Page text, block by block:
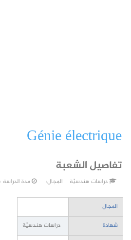
Génie électrique
تفاصيل الشعبة
دراسات هندسيّة المجال: مدة الدراسة : 3 سنوات
المجال
شهادة
دراسات هندسيّة